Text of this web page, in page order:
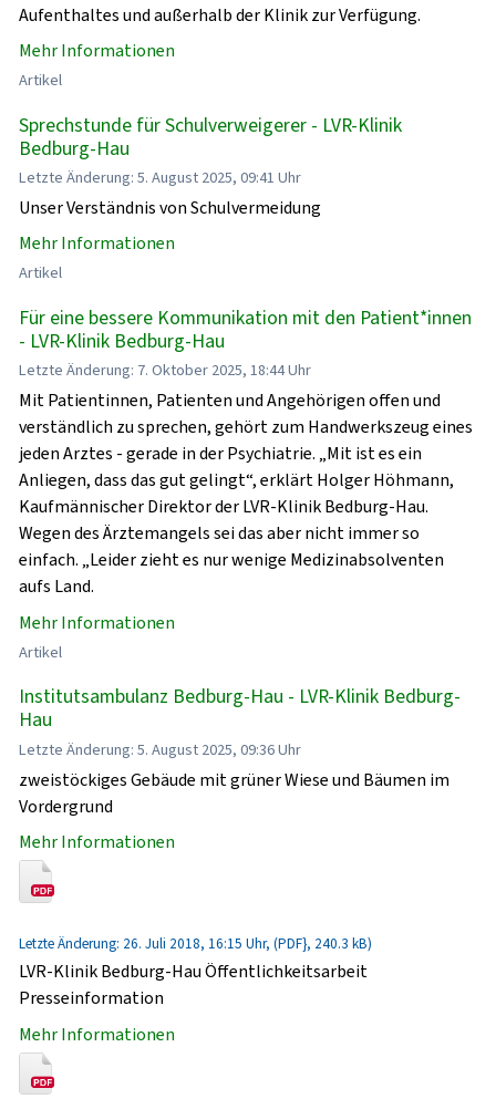
Aufenthaltes und außerhalb der Klinik zur Verfügung.
Mehr Informationen
Artikel
Sprechstunde für Schulverweigerer - LVR-Klinik
Bedburg-Hau
Letzte Änderung: 5. August 2025, 09:41 Uhr
Unser Verständnis von Schulvermeidung
Mehr Informationen
Artikel
Für eine bessere Kommunikation mit den Patient*innen
- LVR-Klinik Bedburg-Hau
Letzte Änderung: 7. Oktober 2025, 18:44 Uhr
Mit Patientinnen, Patienten und Angehörigen offen und
verständlich zu sprechen, gehört zum Handwerkszeug eines
jeden Arztes - gerade in der Psychiatrie. „Mit ist es ein
Anliegen, dass das gut gelingt“, erklärt Holger Höhmann,
Kaufmännischer Direktor der LVR-Klinik Bedburg-Hau.
Wegen des Ärztemangels sei das aber nicht immer so
einfach. „Leider zieht es nur wenige Medizinabsolventen
aufs Land.
Mehr Informationen
Artikel
Institutsambulanz Bedburg-Hau - LVR-Klinik Bedburg-
Hau
Letzte Änderung: 5. August 2025, 09:36 Uhr
zweistöckiges Gebäude mit grüner Wiese und Bäumen im
Vordergrund
Mehr Informationen
Letzte Änderung: 26. Juli 2018, 16:15 Uhr, (PDF}, 240.3 kB)
LVR-Klinik Bedburg-Hau Öffentlichkeitsarbeit
Presseinformation
Mehr Informationen